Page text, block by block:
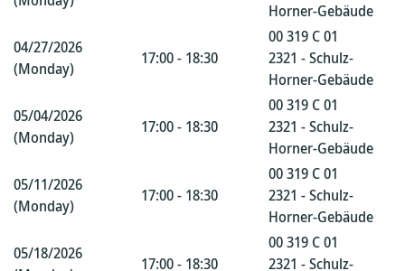
Horner-Gebäude
04/27/2026
(Monday)
17:00 - 18:30
00 319 C 01
2321 - Schulz-
Horner-Gebäude
05/04/2026
(Monday)
17:00 - 18:30
00 319 C 01
2321 - Schulz-
Horner-Gebäude
05/11/2026
(Monday)
17:00 - 18:30
00 319 C 01
2321 - Schulz-
Horner-Gebäude
05/18/2026
17:00 - 18:30
00 319 C 01
2321 - Schulz-